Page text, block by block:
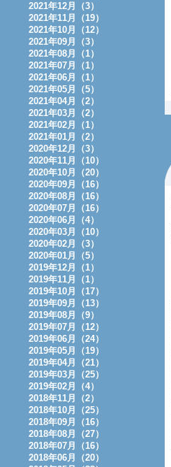
2021年12月（3）
2021年11月（19）
2021年10月（12）
2021年09月（3）
2021年08月（1）
2021年07月（1）
2021年06月（1）
2021年05月（5）
2021年04月（2）
2021年03月（2）
2021年02月（1）
2021年01月（2）
2020年12月（3）
2020年11月（10）
2020年10月（20）
2020年09月（16）
2020年08月（16）
2020年07月（16）
2020年06月（4）
2020年03月（10）
2020年02月（3）
2020年01月（5）
2019年12月（1）
2019年11月（1）
2019年10月（17）
2019年09月（13）
2019年08月（9）
2019年07月（12）
2019年06月（24）
2019年05月（19）
2019年04月（21）
2019年03月（25）
2019年02月（4）
2018年11月（2）
2018年10月（25）
2018年09月（16）
2018年08月（27）
2018年07月（16）
2018年06月（20）